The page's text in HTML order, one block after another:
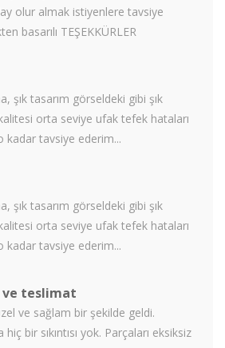
olur almak istiyenlere tavsiye
basarılı TEŞEKKÜRLER
şık tasarım görseldeki gibi şık
orta seviye ufak tefek hataları
kadar tavsiye ederim...
şık tasarım görseldeki gibi şık
orta seviye ufak tefek hataları
kadar tavsiye ederim...
teslimat
ve sağlam bir şekilde geldi.
bir sıkıntısı yok. Parçaları eksiksiz